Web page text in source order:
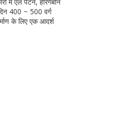
400 ~ 500 वर्ग
के लिए एक आदर्श